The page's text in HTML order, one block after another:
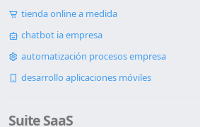
tienda online a medida
chatbot ia empresa
automatización procesos empresa
desarrollo aplicaciones móviles
Suite SaaS